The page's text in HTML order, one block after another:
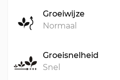
Groeiwijze
Normaal
Groeisnelheid
Snel